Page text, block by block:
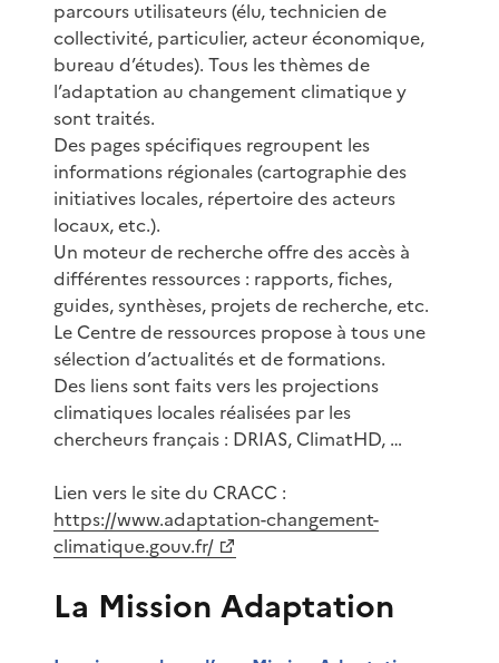
parcours utilisateurs (élu, technicien de
collectivité, particulier, acteur économique,
bureau d’études). Tous les thèmes de
l’adaptation au changement climatique y
sont traités.
Des pages spécifiques regroupent les
informations régionales (cartographie des
initiatives locales, répertoire des acteurs
locaux, etc.).
Un moteur de recherche offre des accès à
différentes ressources : rapports, fiches,
guides, synthèses, projets de recherche, etc.
Le Centre de ressources propose à tous une
sélection d’actualités et de formations.
Des liens sont faits vers les projections
climatiques locales réalisées par les
chercheurs français : DRIAS, ClimatHD, …
Lien vers le site du CRACC :
https://www.adaptation-changement-
climatique.gouv.fr/
La Mission Adaptation